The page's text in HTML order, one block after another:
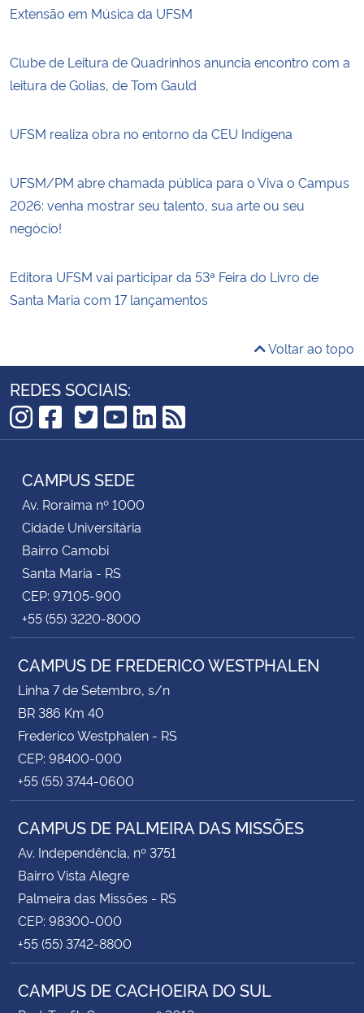
Extensão em Música da UFSM
Clube de Leitura de Quadrinhos anuncia encontro com a
leitura de Golias, de Tom Gauld
UFSM realiza obra no entorno da CEU Indígena
UFSM/PM abre chamada pública para o Viva o Campus
2026: venha mostrar seu talento, sua arte ou seu
negócio!
Editora UFSM vai participar da 53ª Feira do Livro de
Santa Maria com 17 lançamentos
Voltar ao topo
REDES SOCIAIS:
Instagram
Facebook
TikTok
Twitter
YouTube
LinkedIn
RSS
CAMPUS SEDE
Av. Roraima nº 1000
Cidade Universitária
Bairro Camobi
Santa Maria - RS
CEP: 97105-900
+55 (55) 3220-8000
CAMPUS DE FREDERICO WESTPHALEN
Linha 7 de Setembro, s/n
BR 386 Km 40
Frederico Westphalen - RS
CEP: 98400-000
+55 (55) 3744-0600
CAMPUS DE PALMEIRA DAS MISSÕES
Av. Independência, nº 3751
Bairro Vista Alegre
Palmeira das Missões - RS
CEP: 98300-000
+55 (55) 3742-8800
CAMPUS DE CACHOEIRA DO SUL